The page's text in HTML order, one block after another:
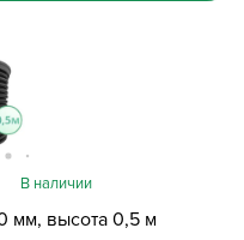
мм, высота 0,5 м
В наличии